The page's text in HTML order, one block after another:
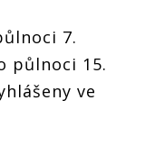
7.
půlnoci 15.
ve